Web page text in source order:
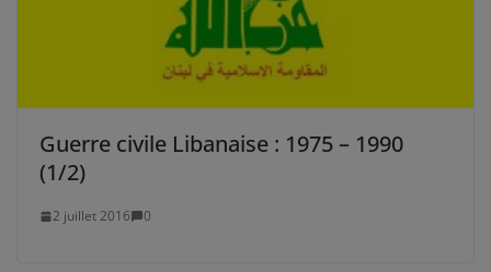
Guerre civile Libanaise : 1975 – 1990
(1/2)
2 juillet 2016 0